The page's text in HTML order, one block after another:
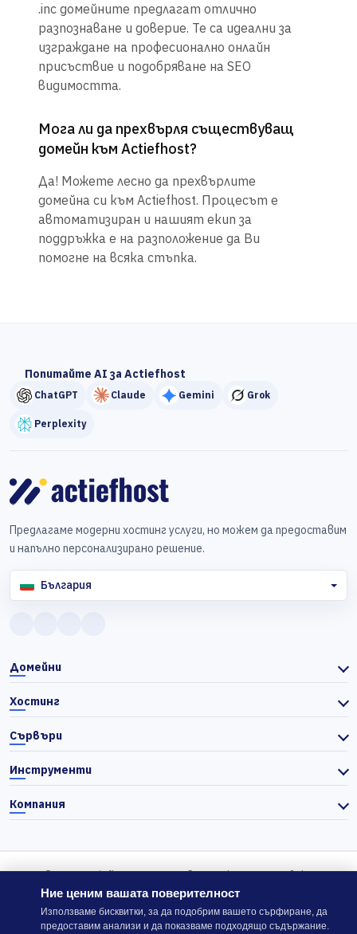
.inc домейните предлагат отлично
разпознаване и доверие. Те са идеални за
изграждане на професионално онлайн
присъствие и подобряване на SEO
видимостта.
Мога ли да прехвърля съществуващ
домейн към Actiefhost?
Да! Можете лесно да прехвърлите
домейна си към Actiefhost. Процесът е
автоматизиран и нашият екип за
поддръжка е на разположение да Ви
помогне на всяка стъпка.
Попитайте AI за Actiefhost
ChatGPT Claude Gemini Grok
Perplexity
Предлагаме модерни хостинг услуги, но можем да предоставим
и напълно персонализирано решение.
България
Домейни
Хостинг
Сървъри
Инструменти
Компания
© 2026 Actiefhost. Съгласно българското търговско
законодателство цените в сайта се показват без ДДС, а ДДС се
изчислява отделно при завършване на поръчката, когато е
приложимо.
Ние ценим вашата поверителност
Използваме бисквитки, за да подобрим вашето сърфиране, да
предоставим анализи и да показваме подходящо съдържание.